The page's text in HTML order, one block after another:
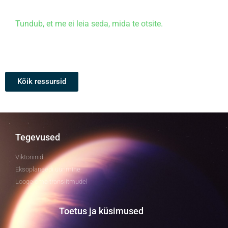
Tundub, et me ei leia seda, mida te otsite.
Kõik ressursid
Tegevused
Viktoriinid
Eksoplaneedi uurimine
Looge oma transiitmudel
Toetus ja küsimused